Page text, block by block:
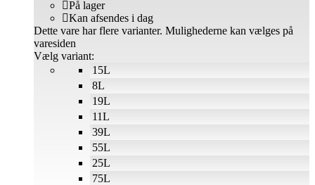
På lager
Kan afsendes i dag
Vælg variant:
Dette vare har flere varianter. Mulighederne kan vælges på
varesiden
15L
8L
19L
11L
39L
55L
25L
75L